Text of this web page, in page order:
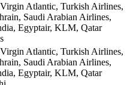
Atlantic, Turkish Airlines,
Saudi Arabian Airlines,
Egyptair, KLM, Qatar
Atlantic, Turkish Airlines,
Saudi Arabian Airlines,
Egyptair, KLM, Qatar